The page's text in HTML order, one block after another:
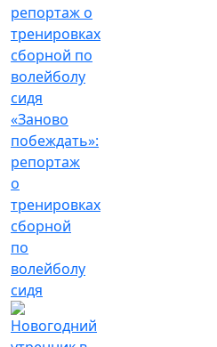
«Заново
побеждать»:
репортаж
о
тренировках
сборной
по
волейболу
сидя